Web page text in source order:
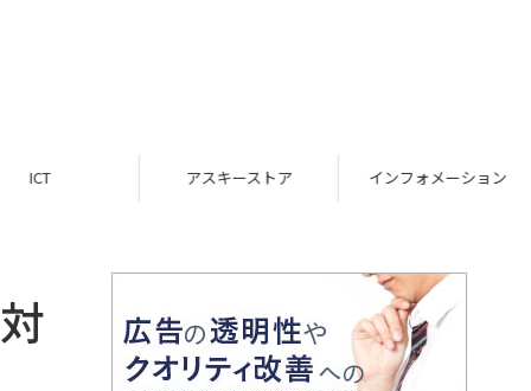
ICT アスキーストア インフォメーション